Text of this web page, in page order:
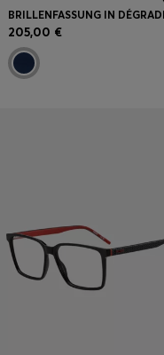
205,00 €